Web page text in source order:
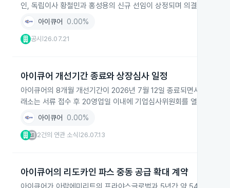
인, 독립이사 황철민과 홍성용의 신규 선임이 상정되며 의결권 행사
아이큐어 0.00%
공시 26.07.21
아이큐어 개선기간 종료와 상장심사 일정
아이큐어의 8개월 개선기간이 2026년 7월 12일 종료되면서 아이큐
래소는 서류 접수 후 20영업일 이내에 기업심사위원회를 열어 상장폐
아이큐어 0.00%
2건의 연관 소식 26.07.13
아이큐어의 리도카인 파스 중동 공급 확대 계약